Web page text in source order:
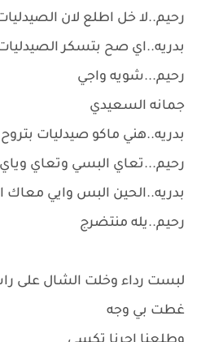
رحيم..لا خل اطلع لان
بدريه..اي صح بتسكر
رحيم...شويه واجي
جمانه السعيدي
بدريه..هني ماكو صيدليات
رحيم...تعاي البسي وتعاي
بدريه..الحين البس وايي معاك
رحيم..يله منتضرج
لبست رداء وخلت الشال على
غطت بي وجه